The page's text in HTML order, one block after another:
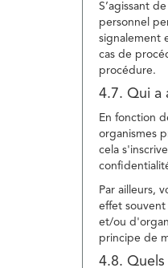
S’agissant
personnel
signalement
cas de
procédure.
4.7. Qui a
En fonction
organismes
cela
Par ailleurs,
effet
et/ou
principe de
4.8.